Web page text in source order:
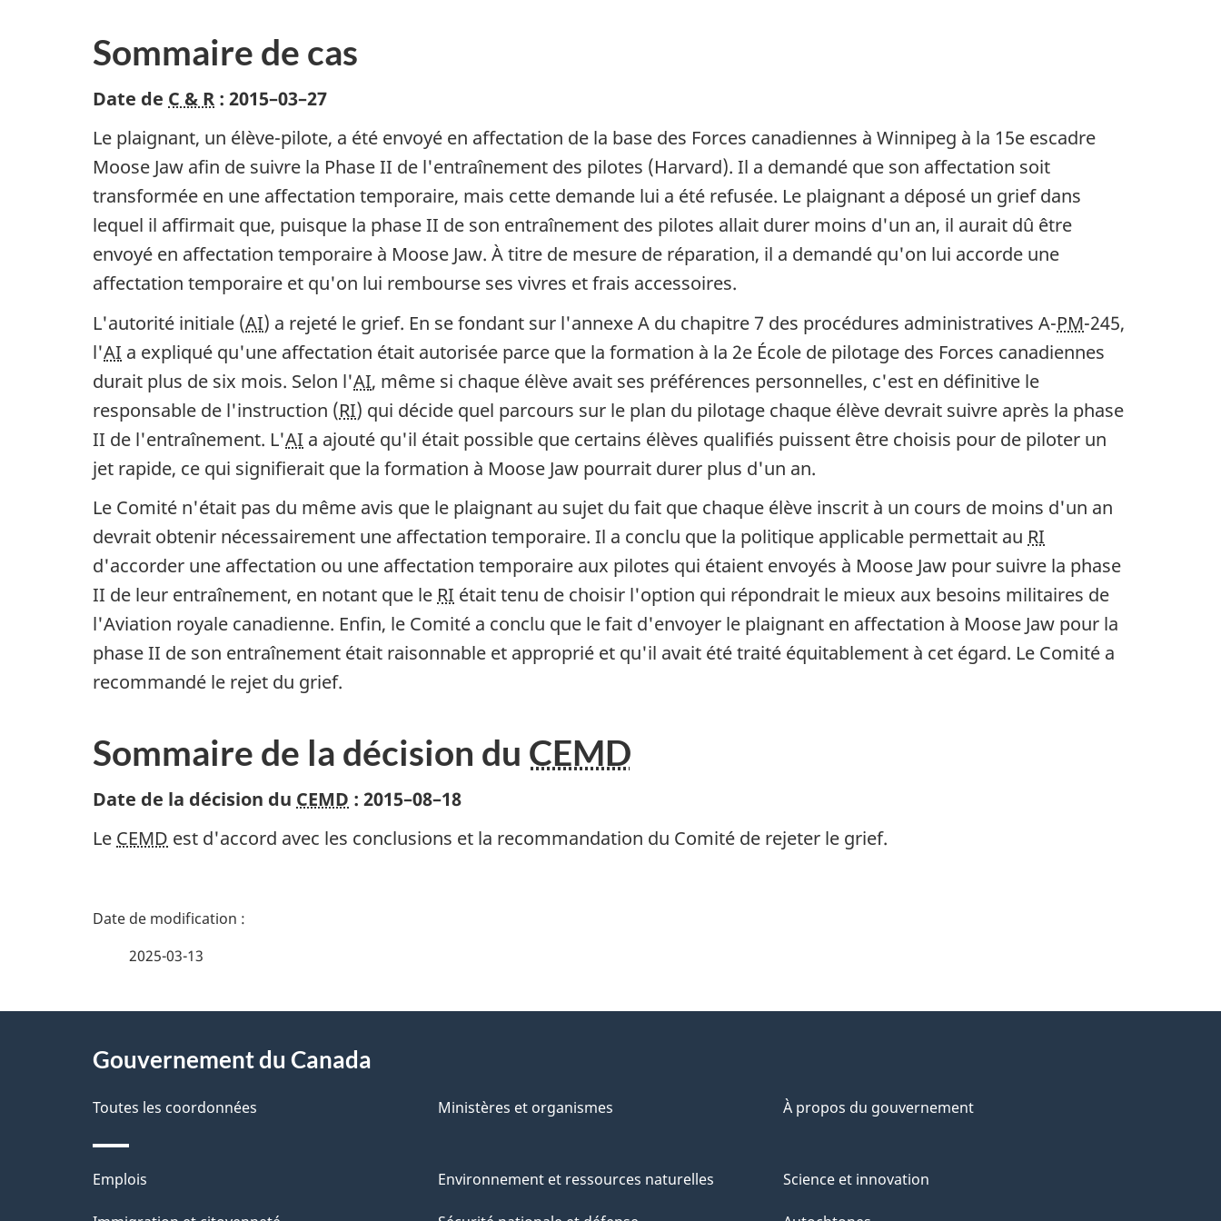
Sommaire de cas
Date de C & R : 2015–03–27
Le plaignant, un élève-pilote, a été envoyé en affectation de la base des Forces canadiennes à Winnipeg à la 15e escadre
Moose Jaw afin de suivre la Phase II de l'entraînement des pilotes (Harvard). Il a demandé que son affectation soit
transformée en une affectation temporaire, mais cette demande lui a été refusée. Le plaignant a déposé un grief dans
lequel il affirmait que, puisque la phase II de son entraînement des pilotes allait durer moins d'un an, il aurait dû être
envoyé en affectation temporaire à Moose Jaw. À titre de mesure de réparation, il a demandé qu'on lui accorde une
affectation temporaire et qu'on lui rembourse ses vivres et frais accessoires.
L'autorité initiale (AI) a rejeté le grief. En se fondant sur l'annexe A du chapitre 7 des procédures administratives A-PM-245,
l'AI a expliqué qu'une affectation était autorisée parce que la formation à la 2e École de pilotage des Forces canadiennes
durait plus de six mois. Selon l'AI, même si chaque élève avait ses préférences personnelles, c'est en définitive le
responsable de l'instruction (RI) qui décide quel parcours sur le plan du pilotage chaque élève devrait suivre après la phase
II de l'entraînement. L'AI a ajouté qu'il était possible que certains élèves qualifiés puissent être choisis pour de piloter un
jet rapide, ce qui signifierait que la formation à Moose Jaw pourrait durer plus d'un an.
Le Comité n'était pas du même avis que le plaignant au sujet du fait que chaque élève inscrit à un cours de moins d'un an
devrait obtenir nécessairement une affectation temporaire. Il a conclu que la politique applicable permettait au RI
d'accorder une affectation ou une affectation temporaire aux pilotes qui étaient envoyés à Moose Jaw pour suivre la phase
II de leur entraînement, en notant que le RI était tenu de choisir l'option qui répondrait le mieux aux besoins militaires de
l'Aviation royale canadienne. Enfin, le Comité a conclu que le fait d'envoyer le plaignant en affectation à Moose Jaw pour la
phase II de son entraînement était raisonnable et approprié et qu'il avait été traité équitablement à cet égard. Le Comité a
recommandé le rejet du grief.
Sommaire de la décision du CEMD
Date de la décision du CEMD : 2015–08–18
Le CEMD est d'accord avec les conclusions et la recommandation du Comité de rejeter le grief.
D
a
l
s
d
2025-03-13
proposGouvernement du Canada
Toutes les coordonnées Ministères et organismes À propos du gouvernement
Thèmes
et
Emplois Environnement et ressources naturelles Science et innovation